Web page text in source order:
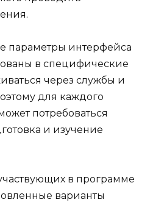
параметры интерфейса
в специфические
через службы и
для каждого
потребоваться
и изучение
в программе
варианты